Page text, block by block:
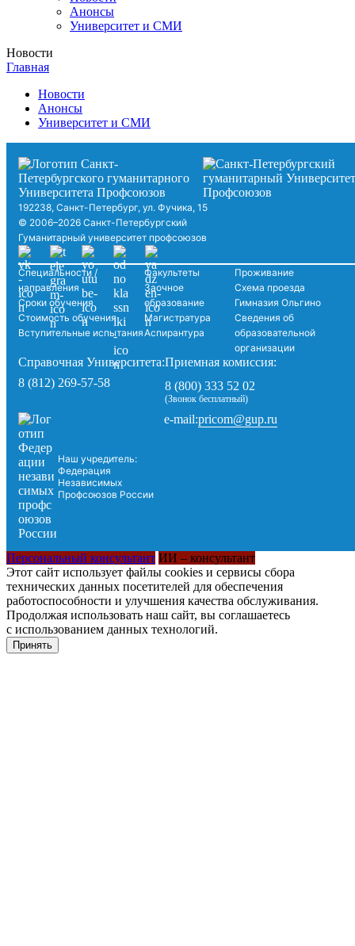
Анонсы
Университет и СМИ
Новости
Главная
Новости
Анонсы
Университет и СМИ
192238, Санкт-Петербург, ул. Фучика, 15
© 2006–2026 Санкт-Петербургский
Гуманитарный университет профсоюзов
Специальности /
направления
Сроки обучения
Стоимость обучения
Вступительные испытания
Факультеты
Заочное
образование
Магистратура
Аспирантура
Проживание
Схема проезда
Гимназия Ольгино
Сведения об
образовательной
организации
Справочная Университета:
8 (812) 269-57-58
Приемная комиссия:
8 (800) 333 52 02
(Звонок бесплатный)
Наш учредитель:
Федерация
Независимых
Профсоюзов России
e-mail:pricom@gup.ru
Персональный консультант ИИ – консультант
Этот сайт использует файлы cookies и сервисы сбора
технических данных посетителей для обеспечения
работоспособности и улучшения качества обслуживания.
Продолжая использовать наш сайт, вы соглашаетесь
с использованием данных технологий.
Принять